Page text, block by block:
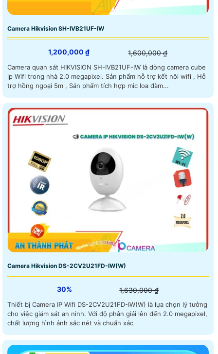
Camera Hikvision SH-IVB21UF-IW
1,200,000 ₫ 1,600,000 ₫
Camera quan sát HIKVISION SH-IVB21UF-IW là dòng camera cube
ip Wifi trong nhà 2.0 megapixel. Sản phẩm hỗ trợ kết nôi wifi , Hỗ
trợ hồng ngoại 5m , Sản phẩm tích hợp mic loa đàm...
Camera Hikvision DS-2CV2U21FD-IW(W)
30% 1,630,000 ₫
Thiết bị Camera IP Wifi DS-2CV2U21FD-IW(W) là lựa chọn lý tưởng
cho việc giám sát an ninh. Với độ phân giải lên đến 2.0 megapixel,
chất lượng hình ảnh sắc nét và chuẩn xác